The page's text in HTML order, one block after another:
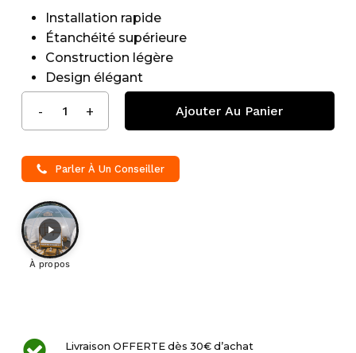
Installation rapide
Étanchéité supérieure
Construction légère
Design élégant
Ajouter Au Panier
Parler À Un Conseiller
À propos
Livraison OFFERTE dès 30€ d’achat